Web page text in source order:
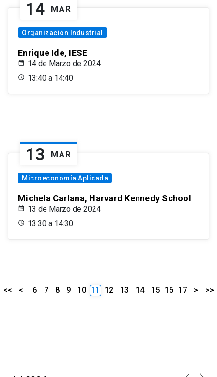
14 MAR
Organización Industrial
Enrique Ide, IESE
14 de Marzo de 2024
13:40 a 14:40
13 MAR
Microeconomía Aplicada
Michela Carlana, Harvard Kennedy School
13 de Marzo de 2024
13:30 a 14:30
<< < 6 7 8 9 10 11 12 13 14 15 16 17 > >>